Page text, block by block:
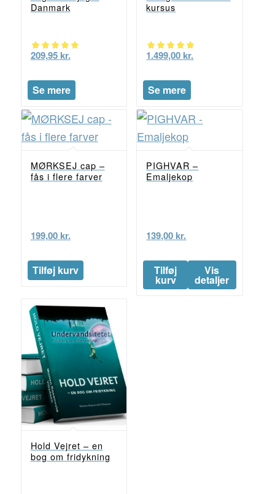
Danmark
Vurderet
5.00
ud af 5
209,95 kr.
Se mere
kursus
Vurderet
5.00
ud af 5
1.499,00 kr.
Se mere
MØRKSEJ cap –
fås i flere farver
199,00 kr.
Tilføj kurv
PIGHVAR –
Emaljekop
139,00 kr.
Tilføj
kurv
Vis
detaljer
Hold Vejret – en
bog om fridykning